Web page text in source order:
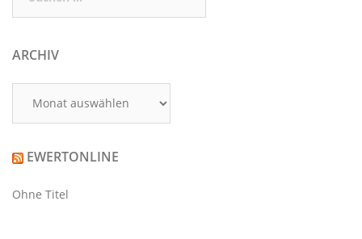
nach:
ARCHIV
EWERTONLINE
Ohne Titel